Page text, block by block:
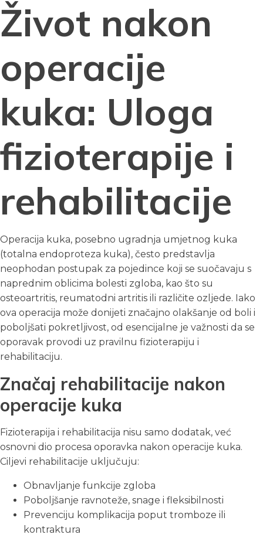
Život nakon
operacije
kuka: Uloga
fizioterapije i
rehabilitacije
Operacija kuka, posebno ugradnja umjetnog kuka
(totalna endoproteza kuka), često predstavlja
neophodan postupak za pojedince koji se suočavaju s
naprednim oblicima bolesti zgloba, kao što su
osteoartritis, reumatodni artritis ili različite ozljede. Iako
ova operacija može donijeti značajno olakšanje od boli i
poboljšati pokretljivost, od esencijalne je važnosti da se
oporavak provodi uz pravilnu fizioterapiju i
rehabilitaciju.
Značaj rehabilitacije nakon
operacije kuka
Fizioterapija i rehabilitacija nisu samo dodatak, već
osnovni dio procesa oporavka nakon operacije kuka.
Ciljevi rehabilitacije uključuju:
Obnavljanje funkcije zgloba
Poboljšanje ravnoteže, snage i fleksibilnosti
Prevenciju komplikacija poput tromboze ili
kontraktura